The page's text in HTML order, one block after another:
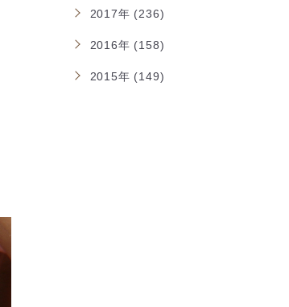
2017年 (236)
2016年 (158)
2015年 (149)